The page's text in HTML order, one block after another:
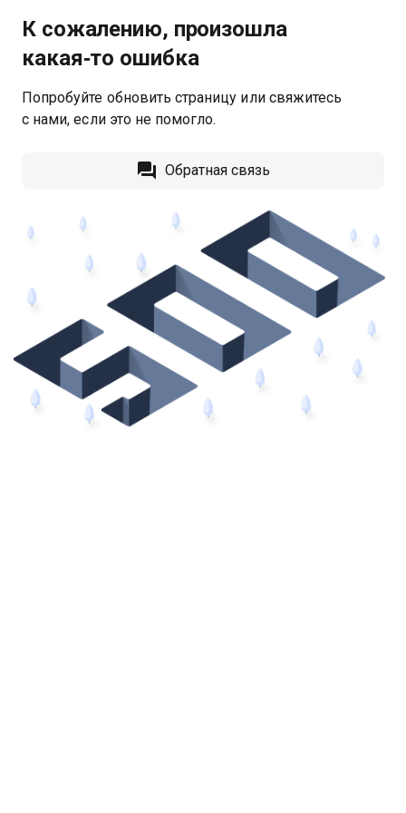
К сожалению, произошла
какая‑то ошибка
Попробуйте обновить страницу или свяжитесь
с нами, если это не помогло.
Обратная связь